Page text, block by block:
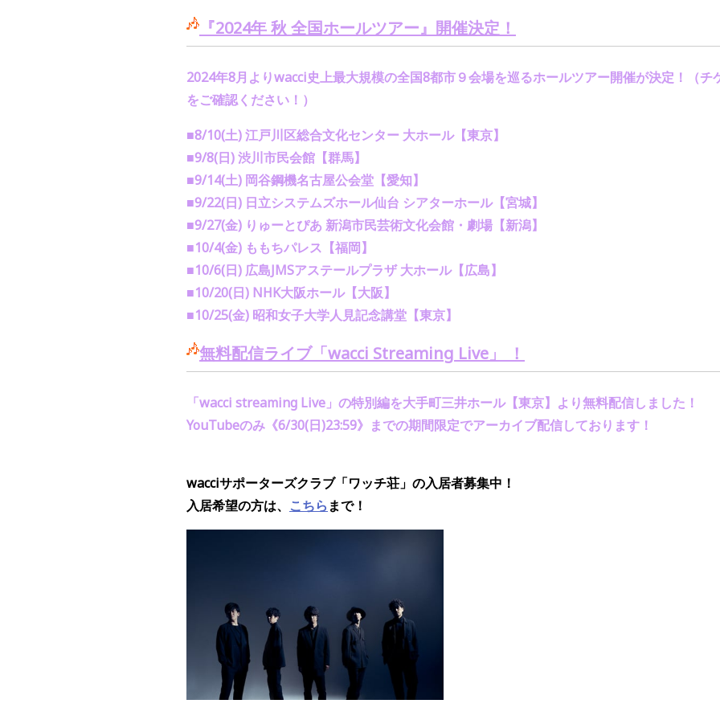
『2024年 秋 全国ホールツアー』開催決定！
2024年8月よりwacci史上最大規模の全国8都市９会場を巡るホールツアー開催が決定！ （
をご確認ください！）
■8/10(土)江戸川区総合文化センター 大ホール【東京】
■9/8(日)渋川市民会館【群馬】
■9/14(土) 岡谷鋼機名古屋公会堂【愛知】
■9/22(日) 日立システムズホール仙台 シアターホール【宮城】
■9/27(金) りゅーとぴあ 新潟市民芸術文化会館・劇場【新潟】
■10/4(金) ももちパレス【福岡】
■10/6(日) 広島JMSアステールプラザ 大ホール【広島】
■10/20(日) NHK大阪ホール【大阪】
■10/25(金) 昭和女子大学人見記念講堂【東京】
無料配信ライブ「wacci Streaming Live 」 ！
「wacci streaming Live 」の特別編を大手町三井ホール【東京】より無料配信しました！
YouTubeのみ《6/30(日)23:59》までの期間限定でアーカイブ配信しております！
wacciサポーターズクラブ「ワッチ荘」の入居者募集中 ！
入居希望の方は、 こちら まで！